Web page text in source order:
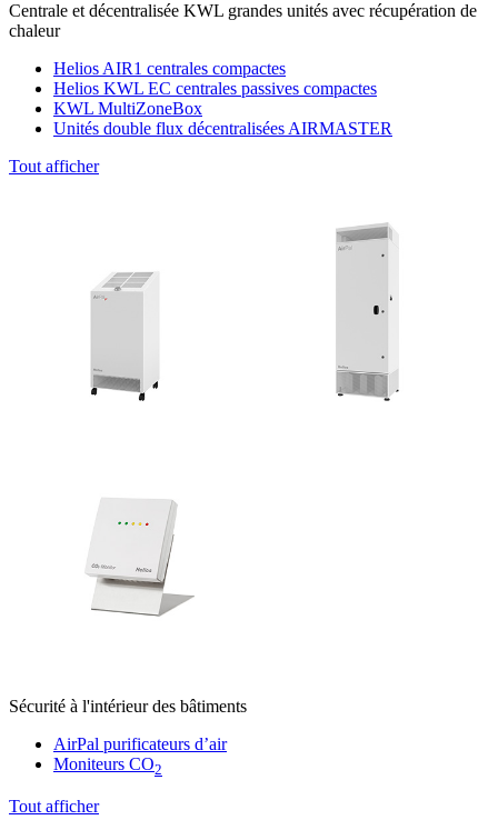
Centrale et décentralisée KWL grandes unités avec récupération de
chaleur
Helios AIR1 centrales compactes
Helios KWL EC centrales passives compactes
KWL MultiZoneBox
Unités double flux décentralisées AIRMASTER
Tout afficher
Sécurité à l'intérieur des bâtiments
AirPal purificateurs d’air
Moniteurs CO2
Tout afficher